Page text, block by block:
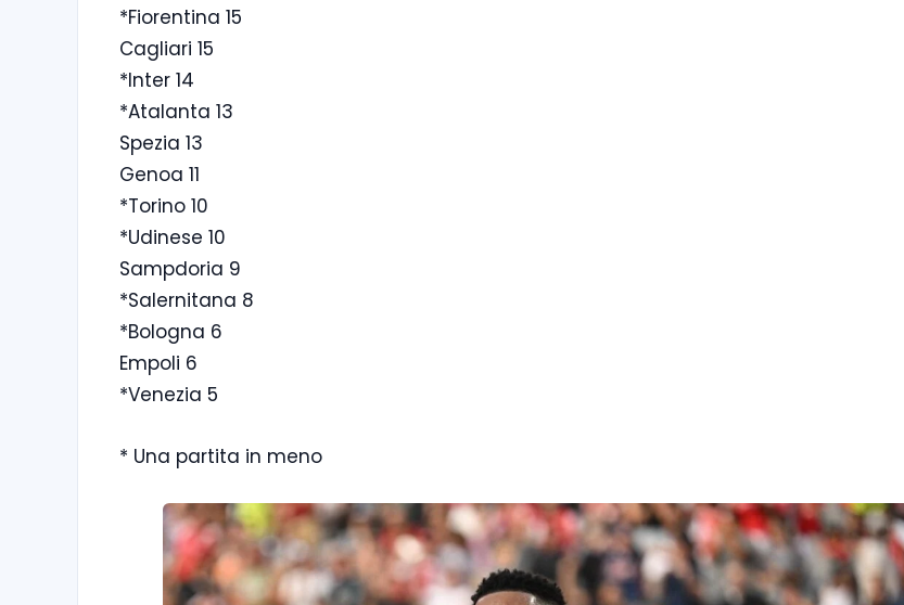
*Fiorentina 15
Cagliari 15
*Inter 14
*Atalanta 13
Spezia 13
Genoa 11
*Torino 10
*Udinese 10
Sampdoria 9
*Salernitana 8
*Bologna 6
Empoli 6
*Venezia 5
* Una partita in meno